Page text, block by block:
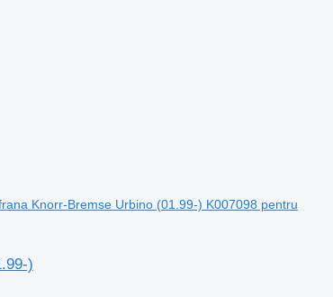
Knorr-Bremse Urbino (01.99-) K007098 pentru
)